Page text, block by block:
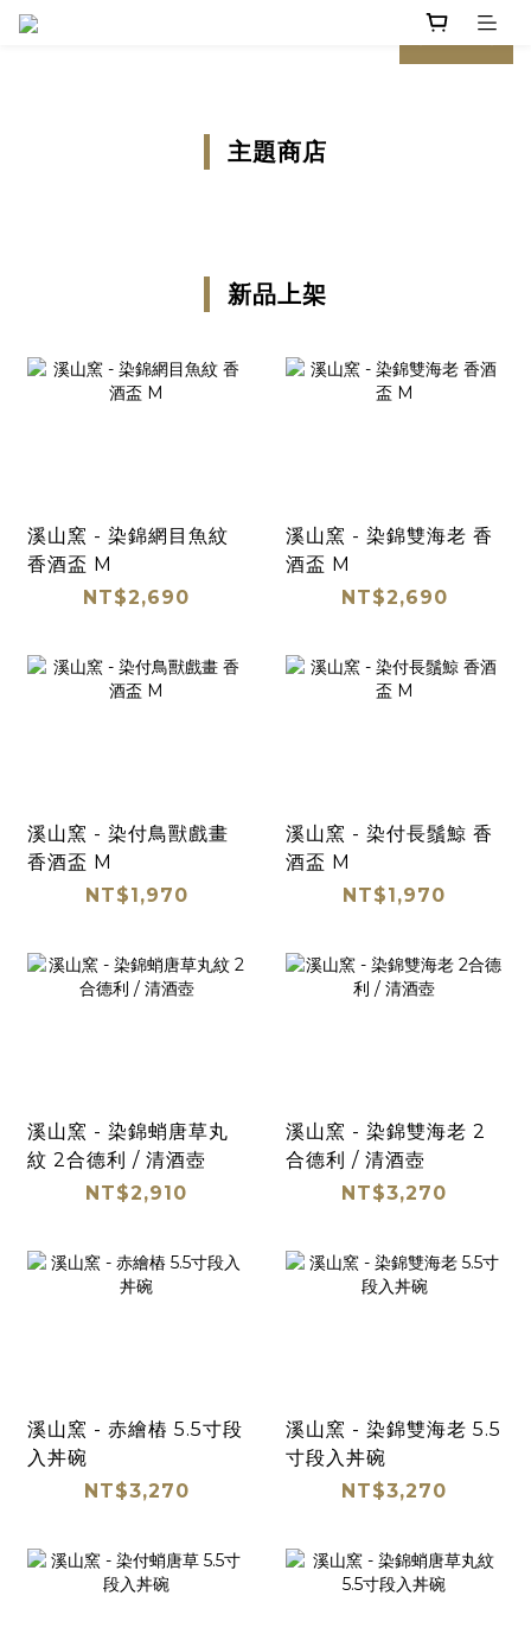
prev next
主題商店
新品上架
溪山窯 - 染錦網目魚紋
香酒盃 M
NT$2,690
溪山窯 - 染錦雙海老 香
酒盃 M
NT$2,690
溪山窯 - 染付鳥獸戲畫
香酒盃 M
NT$1,970
溪山窯 - 染付長鬚鯨 香
酒盃 M
NT$1,970
溪山窯 - 染錦蛸唐草丸
紋 2合德利 / 清酒壺
NT$2,910
溪山窯 - 染錦雙海老 2
合德利 / 清酒壺
NT$3,270
溪山窯 - 赤繪樁 5.5寸段
入丼碗
NT$3,270
溪山窯 - 染錦雙海老 5.5
寸段入丼碗
NT$3,270